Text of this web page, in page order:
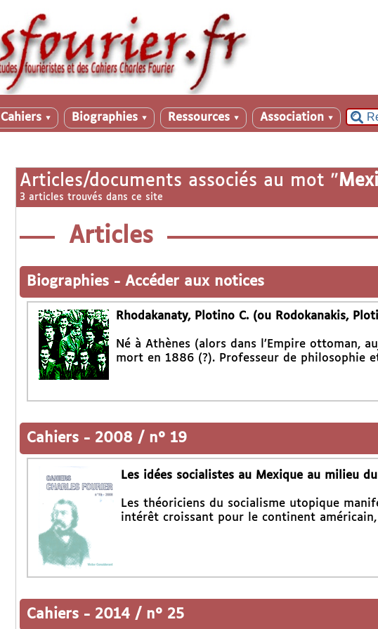
Cahiers ▼ Biographies ▼ Ressources ▼ Association ▼
Articles/documents associés au mot "
3 articles trouvés dans ce site
Articles
Biographies - Accéder aux notices
Rhodakanaty, Plotino C. (ou Rodokanakis,
Né à Athènes (alors dans l’Empire ottoman,
mort en 1886 (?). Professeur de philosophie
Cahiers - 2008 / n° 19
Les idées socialistes au Mexique au milieu
Les théoriciens du socialisme utopique
intérêt croissant pour le continent
Cahiers - 2014 / n° 25